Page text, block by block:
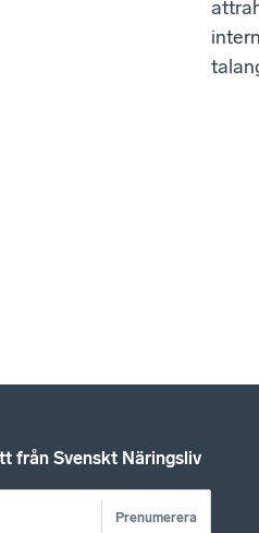
från Svenskt Näringsliv
Prenumerera